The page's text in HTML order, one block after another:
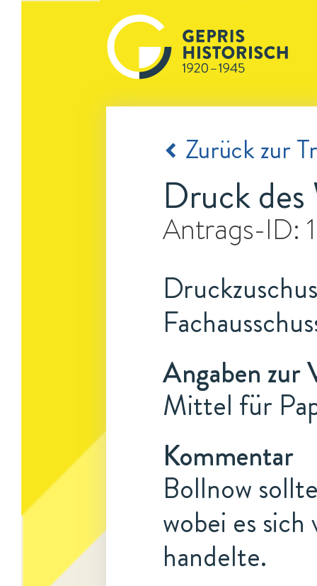
Zurück zur
Druck
Antrags-ID:
Angaben zur
Mittel für
Kommentar
Bollnow
wobei es
handelte.